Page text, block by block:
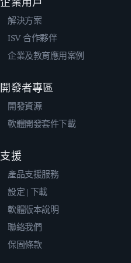
企業用戶
解決方案
ISV 合作夥伴
企業及教育應用案例
開發者專區
開發資源
軟體開發套件下載
支援
產品支援服務
設定 | 下載
軟體版本說明
聯絡我們
保固條款